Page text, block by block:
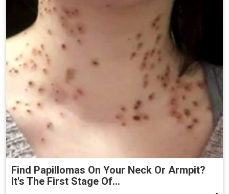
Find Papillomas On Your Neck Or Armpit?
It's The First Stage Of...